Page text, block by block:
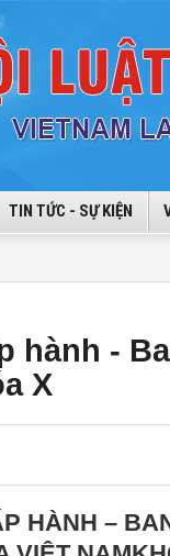
TIN TỨC - SỰ KIỆN
hành -
X
HÀNH –